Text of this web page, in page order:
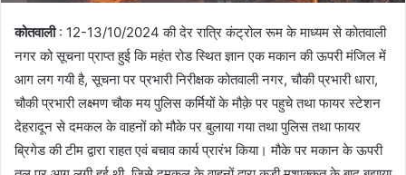
कोतवाली: 12-13/10/2024 की देर रात्रि कंट्रोल रूम के माध्यम से कोतवाली
नगर को सूचना प्राप्त हुई कि महंत रोड स्थित ज्ञान एक मकान की ऊपरी मंजिल में
आग लग गयी है, सूचना पर प्रभारी निरीक्षक कोतवाली नगर, चौकी प्रभारी धारा,
चौकी प्रभारी लक्ष्मण चौक मय पुलिस कर्मियों के मौक़े पर पहुचे तथा फायर स्टेशन
देहरादून से दमकल के वाहनों को मौके पर बुलाया गया तथा पुलिस तथा फायर
ब्रिगेड की टीम द्वारा राहत एवं बचाव कार्य प्रारंभ किया। मौके पर मकान के ऊपरी